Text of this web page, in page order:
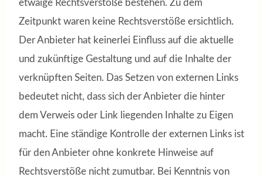
etwaige Rechtsverstöße bestehen. Zu dem
Zeitpunkt waren keine Rechtsverstöße ersichtlich.
Der Anbieter hat keinerlei Einfluss auf die aktuelle
und zukünftige Gestaltung und auf die Inhalte der
verknüpften Seiten. Das Setzen von externen Links
bedeutet nicht, dass sich der Anbieter die hinter
dem Verweis oder Link liegenden Inhalte zu Eigen
macht. Eine ständige Kontrolle der externen Links ist
für den Anbieter ohne konkrete Hinweise auf
Rechtsverstöße nicht zumutbar. Bei Kenntnis von